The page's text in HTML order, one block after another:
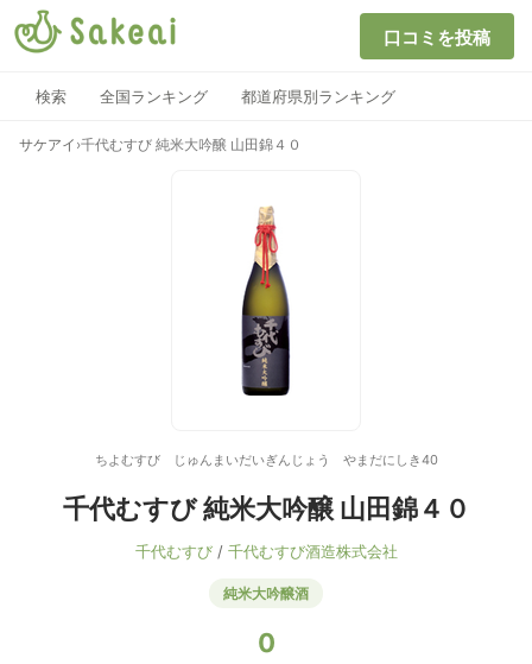
口コミを投稿
検索 全国ランキング 都道府県別ランキング
サケアイ ›千代むすび 純米大吟醸 山田錦４０
ちよむすび じゅんまいだいぎんじょう やまだにしき40
千代むすび 純米大吟醸 山田錦４０
千代むすび/ 千代むすび酒造株式会社
純米大吟醸酒
0